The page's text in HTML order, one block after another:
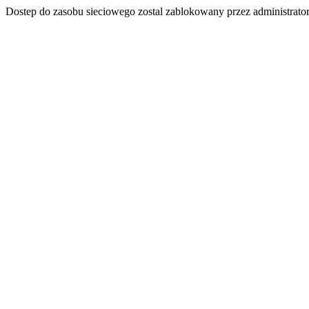
Dostep do zasobu sieciowego zostal zablokowany przez